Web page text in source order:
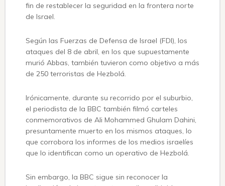
fin de restablecer la seguridad en la frontera norte
de Israel.
Según las Fuerzas de Defensa de Israel (FDI), los
ataques del 8 de abril, en los que supuestamente
murió Abbas, también tuvieron como objetivo a más
de 250 terroristas de Hezbolá.
Irónicamente, durante su recorrido por el suburbio,
el periodista de la BBC también filmó carteles
conmemorativos de Ali Mohammed Ghulam Dahini,
presuntamente muerto en los mismos ataques, lo
que corrobora los informes de los medios israelíes
que lo identifican como un operativo de Hezbolá.
Sin embargo, la BBC sigue sin reconocer la